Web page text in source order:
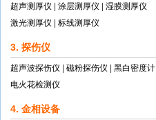
超声测厚仪 涂层测厚仪
湿膜测厚仪
激光测厚仪
标线测厚仪
3. 探伤仪
超声波探伤仪 磁粉探伤仪
黑白密度计
电火花检测仪
4. 金相设备